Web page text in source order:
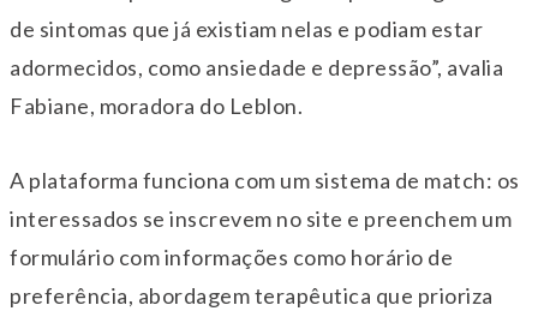
de sintomas que já existiam nelas e podiam estar
adormecidos, como ansiedade e depressão”, avalia
Fabiane, moradora do Leblon.
A plataforma funciona com um sistema de match: os
interessados se inscrevem no site e preenchem um
formulário com informações como horário de
preferência, abordagem terapêutica que prioriza